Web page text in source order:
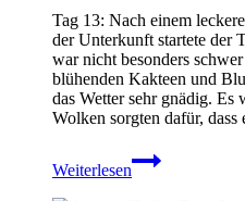
Tag 13: Nach einem
der Unterkunft startete der
war nicht besonders
blühenden Kakteen und
das Wetter sehr gnädig. Es
Wolken sorgten dafür,
Weiterlesen
Arizona
Trail